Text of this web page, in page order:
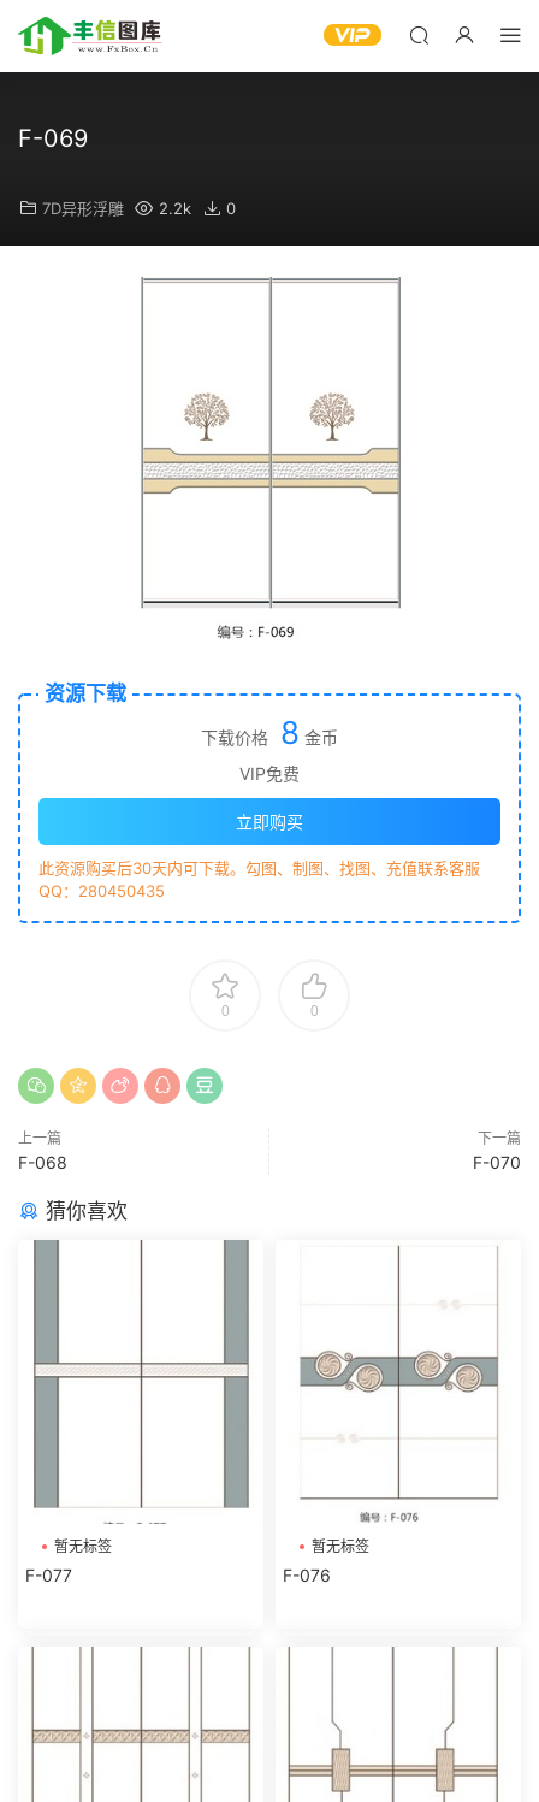
F-069
7D异形浮雕 2.2k 0
资源下载
下载价格 8 金币
VIP免费
立即购买
此资源购买后30天内可下载。勾图、制图、找图、充值联系客服
QQ：280450435
0 0
上一篇
F-068
下一篇
F-070
猜你喜欢
暂无标签
F-077
暂无标签
F-076